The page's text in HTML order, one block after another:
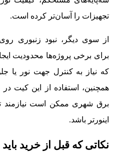
تجهیزات را آسان‌تر کرده است.
از سوی دیگر، نبود زنبوری
برای برخی پروژه‌ها محدودیت
که نیاز به کنترل جهت نور یا
همچنین، استفاده از این کیت در
برق شهری ممکن است نیازمند
اینورتر باشد.
نکاتی که قبل از خرید باید